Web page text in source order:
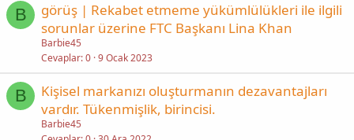
B
görüş | Rekabet etmeme yükümlülükleri ile ilgili
sorunlar üzerine FTC Başkanı Lina Khan
Barbie45
Cevaplar 0 9 Ocak 2023
B
Kişisel markanızı oluşturmanın dezavantajları
vardır. Tükenmişlik, birincisi.
Barbie45